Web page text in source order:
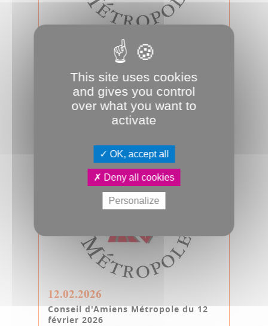
Conseil d'Amiens Métropole du 7
Mardi 7 avril 2026, 17h00, salle des
assemblées, se tiendra le prochain
conseil d’Amiens Métropole. A suivr...
12.02.2026
Conseil d'Amiens Métropole du 12
février 2026
This site uses cookies
and gives you control
over what you want to
activate
OK, accept all
Deny all cookies
Personalize